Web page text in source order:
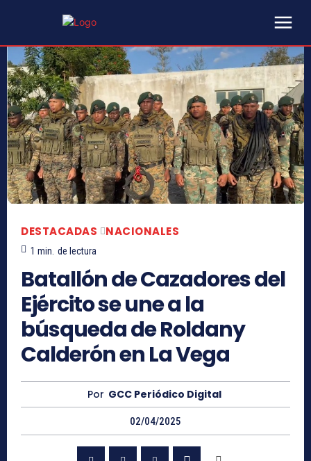
DESTACADAS NACIONALES
1 min. de lectura
Batallón de Cazadores del
Ejército se une a la
búsqueda de Roldany
Calderón en La Vega
Por GCC Periódico Digital
02/04/2025